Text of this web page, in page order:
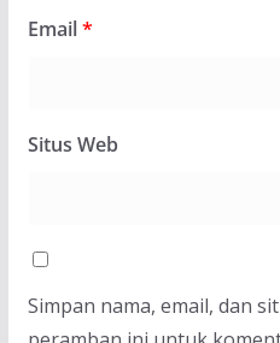
Email*
Situs Web
Simpan nama, email, dan